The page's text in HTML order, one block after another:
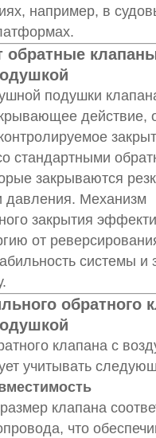
например, в
обратные
подушки
действие,
стандартными
закрываются
давления. Механизм
закрытия
от
системы
обратного
клапана с
учитывать
клапана
что